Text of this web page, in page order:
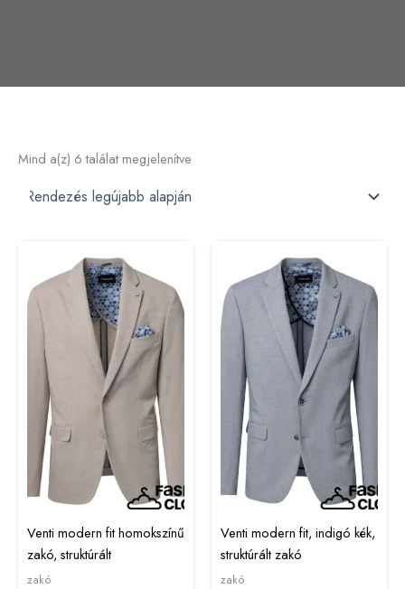
Mind a(z) 6 találat megjelenítve
Venti modern fit homokszínű
zakó, struktúrált
zakó
Venti modern fit, indigó kék,
struktúrált zakó
zakó